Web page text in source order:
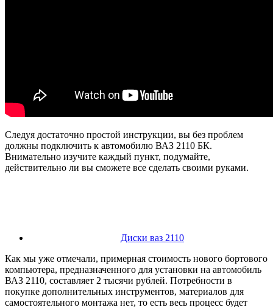
Следуя достаточно простой инструкции, вы без проблем
должны подключить к автомобилю ВАЗ 2110 БК.
Внимательно изучите каждый пункт, подумайте,
действительно ли вы сможете все сделать своими руками.
Диски ваз 2110
Как мы уже отмечали, примерная стоимость нового бортового
компьютера, предназначенного для установки на автомобиль
ВАЗ 2110, составляет 2 тысячи рублей. Потребности в
покупке дополнительных инструментов, материалов для
самостоятельного монтажа нет, то есть весь процесс будет